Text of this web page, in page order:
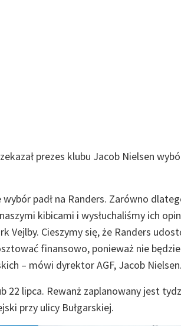
prezes klubu Jacob Nielsen
padł na Randers. Zarówno
kibicami i wysłuchaliśmy ich
Vejlby. Cieszymy się, że Randers
finansowo, ponieważ nie
– mówi dyrektor AGF, Jacob Nielsen.
22 lipca. Rewanż zaplanowany jest
przy ulicy Bułgarskiej.